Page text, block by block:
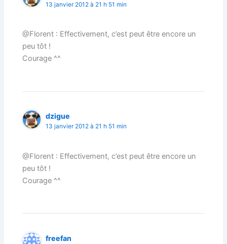
13 janvier 2012 à 21 h 51 min
@Florent : Effectivement, c’est peut être encore un
peu tôt !
Courage ^^
dzigue
13 janvier 2012 à 21 h 51 min
@Florent : Effectivement, c’est peut être encore un
peu tôt !
Courage ^^
freefan